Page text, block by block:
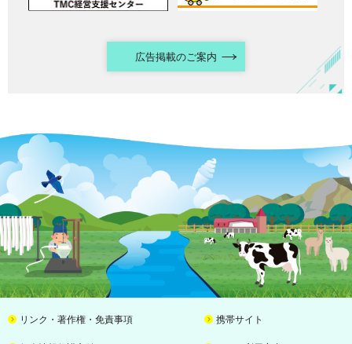
広告掲載のご案内
リンク・著作権・免責事項 携帯サイト